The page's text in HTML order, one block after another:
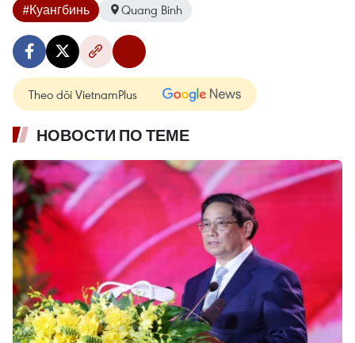
#Куангбинь Quang Binh
Theo dõi VietnamPlus
НОВОСТИ ПО ТЕМЕ